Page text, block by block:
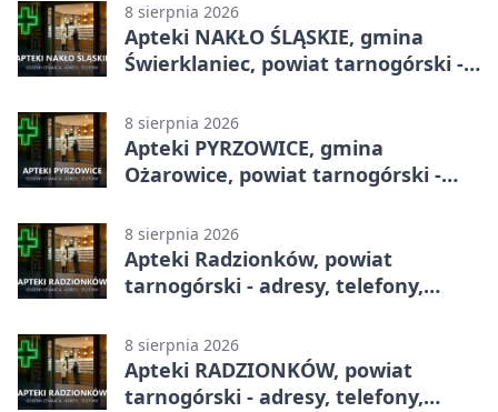
8 sierpnia 2026
Apteki NAKŁO ŚLĄSKIE, gmina
Świerklaniec, powiat tarnogórski -
8 sierpnia 2026
Apteki PYRZOWICE, gmina
Ożarowice, powiat tarnogórski -
8 sierpnia 2026
Apteki Radzionków, powiat
tarnogórski - adresy, telefony,
8 sierpnia 2026
Apteki RADZIONKÓW, powiat
tarnogórski - adresy, telefony,